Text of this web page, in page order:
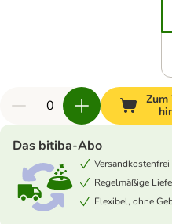
Zum
Das bitiba-Abo
Regelmäßige
Flexibel, ohne